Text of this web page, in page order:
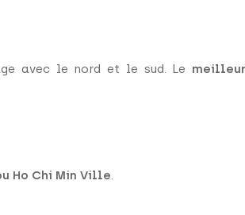
avec le nord et le sud. Le meilleur
Ho Chi Min Ville.